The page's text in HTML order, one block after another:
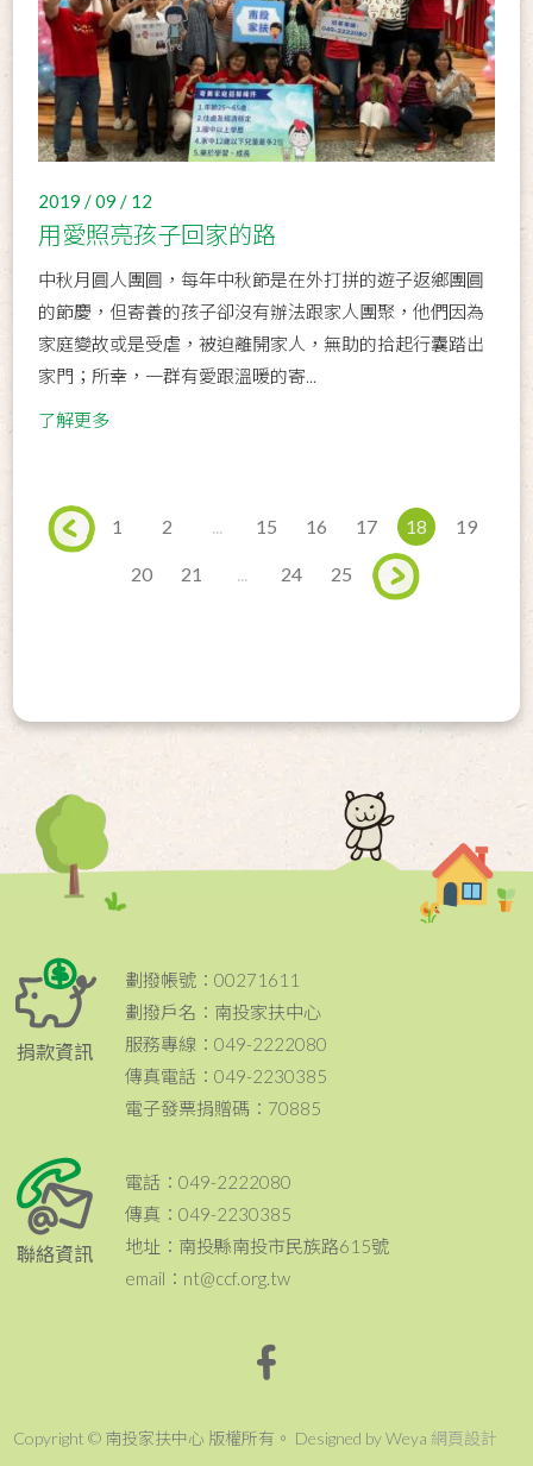
2019 / 09 / 12
用愛照亮孩子回家的路
中秋月圓人團圓，每年中秋節是在外打拼的遊子返鄉團圓
的節慶，但寄養的孩子卻沒有辦法跟家人團聚，他們因為
家庭變故或是受虐，被迫離開家人，無助的拾起行囊踏出
家門；所幸，一群有愛跟溫暖的寄...
了解更多
1 2 15 16 17 18 19
20 21 24 25
捐款資訊
劃撥帳號：00271611
劃撥戶名：南投家扶中心
服務專線：049-2222080
傳真電話：049-2230385
電子發票捐贈碼：70885
聯絡資訊
電話：049-2222080
傳真：049-2230385
地址：南投縣南投市民族路615號
email：nt@ccf.org.tw
Copyright © 南投家扶中心 版權所有。 Designed by Weya 網頁設計